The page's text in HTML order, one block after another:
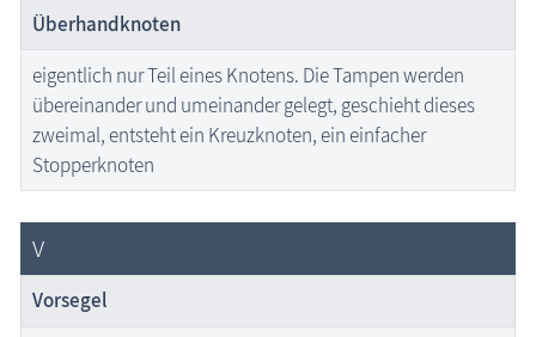
Überhandknoten
eigentlich nur Teil eines Knotens. Die Tampen werden
übereinander und umeinander gelegt, geschieht dieses
zweimal, entsteht ein Kreuzknoten, ein einfacher
Stopperknoten
V
Vorsegel